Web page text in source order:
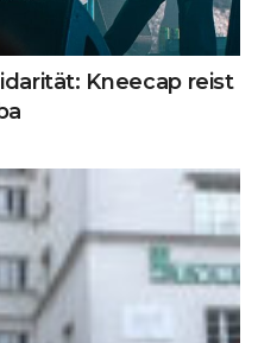
Kneecap reist